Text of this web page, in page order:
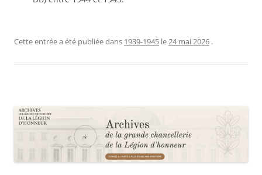
Cette entrée a été publiée dans 1939-1945 le24 mai 2026 .